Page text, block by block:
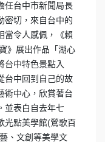
任台中市新聞局長
密切，來自台中的
當令人感佩，《賴
》展出作品「湖心
台中特色景點入
台中回到自己的故
中心，欣賞著台
並表白自去年七
光點美學館(鶯歌百
、文創等美學文